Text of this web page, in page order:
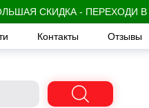
СКИДКА - ПЕРЕХОДИ
Контакты Отзывы